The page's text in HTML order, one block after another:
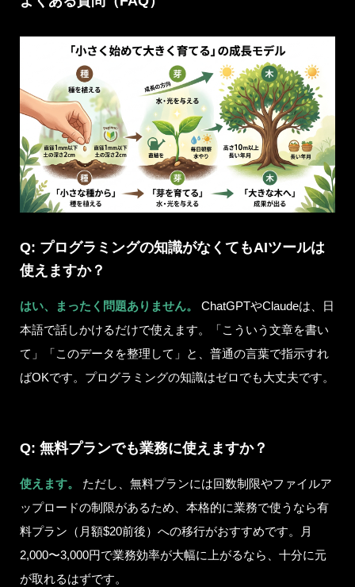
Q: プログラミングの知識がなくてもAIツールは
使えますか？
はい、まったく問題ありません。
ChatGPTやClaudeは、日
本語で話しかけるだけで使えます。「こういう文章を書い
て」「このデータを整理して」と、普通の言葉で指示すれ
ばOKです。プログラミングの知識はゼロでも大丈夫です。
Q: 無料プランでも業務に使えますか？
使えます。
ただし、無料プランには回数制限やファイルア
ップロードの制限があるため、本格的に業務で使うなら有
料プラン（月額$20前後）への移行がおすすめです。月
2,000〜3,000円で業務効率が大幅に上がるなら、十分に元
が取れるはずです。